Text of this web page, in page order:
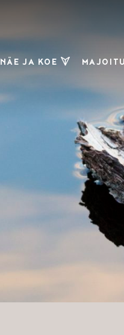
NÄE JA KOE
Arctic Borealis
Vaaranporotila
ja